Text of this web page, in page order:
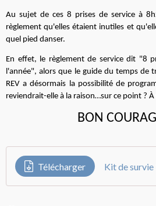
Au sujet de ces 8 prises de service à
règlement qu'elles étaient inutiles et
quel pied danser.
En effet, le règlement de service dit "8
l'année", alors que le guide du temps de
REV a désormais la possibilité de
reviendrait-elle à la raison…sur ce point ? À
BON
Télécharger